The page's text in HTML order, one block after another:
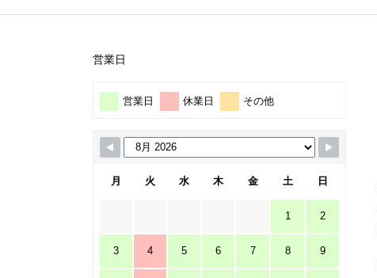
営業日
営業日 休業日 その他
月 火 水 木 金 土 日
1 2
3 4 5 6 7 8 9